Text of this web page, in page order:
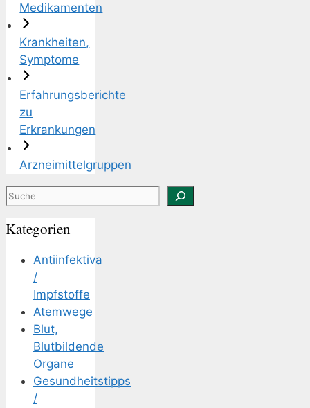
Medikamenten
Krankheiten,
Symptome
Erfahrungsberichte
zu
Erkrankungen
Arzneimittelgruppen
Suchen
Kategorien
Antiinfektiva
/
Impfstoffe
Atemwege
Blut,
Blutbildende
Organe
Gesundheitstipps
/